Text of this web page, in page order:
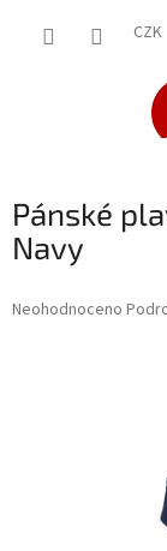
CZK
Pánské
Navy
Průměrné
Neohodnoceno